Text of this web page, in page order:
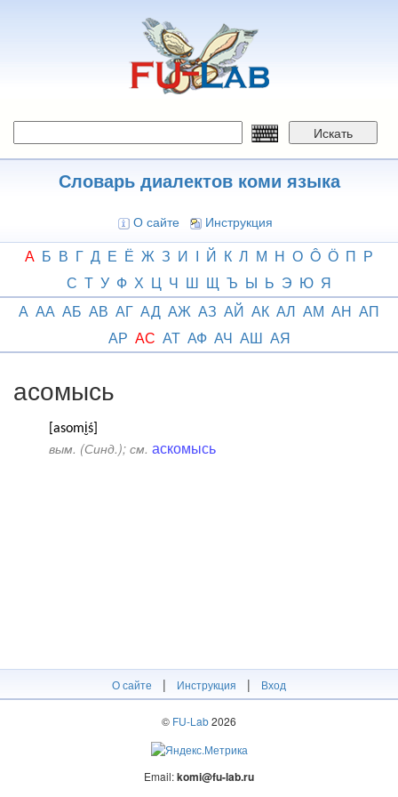
Искать
Словарь диалектов коми языка
О сайте Инструкция
А Б В Г Д Е Ё Ж З И І Й К Л М Н О Ô Ӧ П Р
С Т У Ф Х Ц Ч Ш Щ Ъ Ы Ь Э Ю Я
А АА АБ АВ АГ АД АЖ АЗ АЙ АК АЛ АМ АН АП
АР АС АТ АФ АЧ АШ АЯ
асомысь
[asomi̮ś]
вым. (Синд.); см. аскомысь
О сайте | Инструкция | Вход
© FU-Lab2026
Email:komi@fu-lab.ru